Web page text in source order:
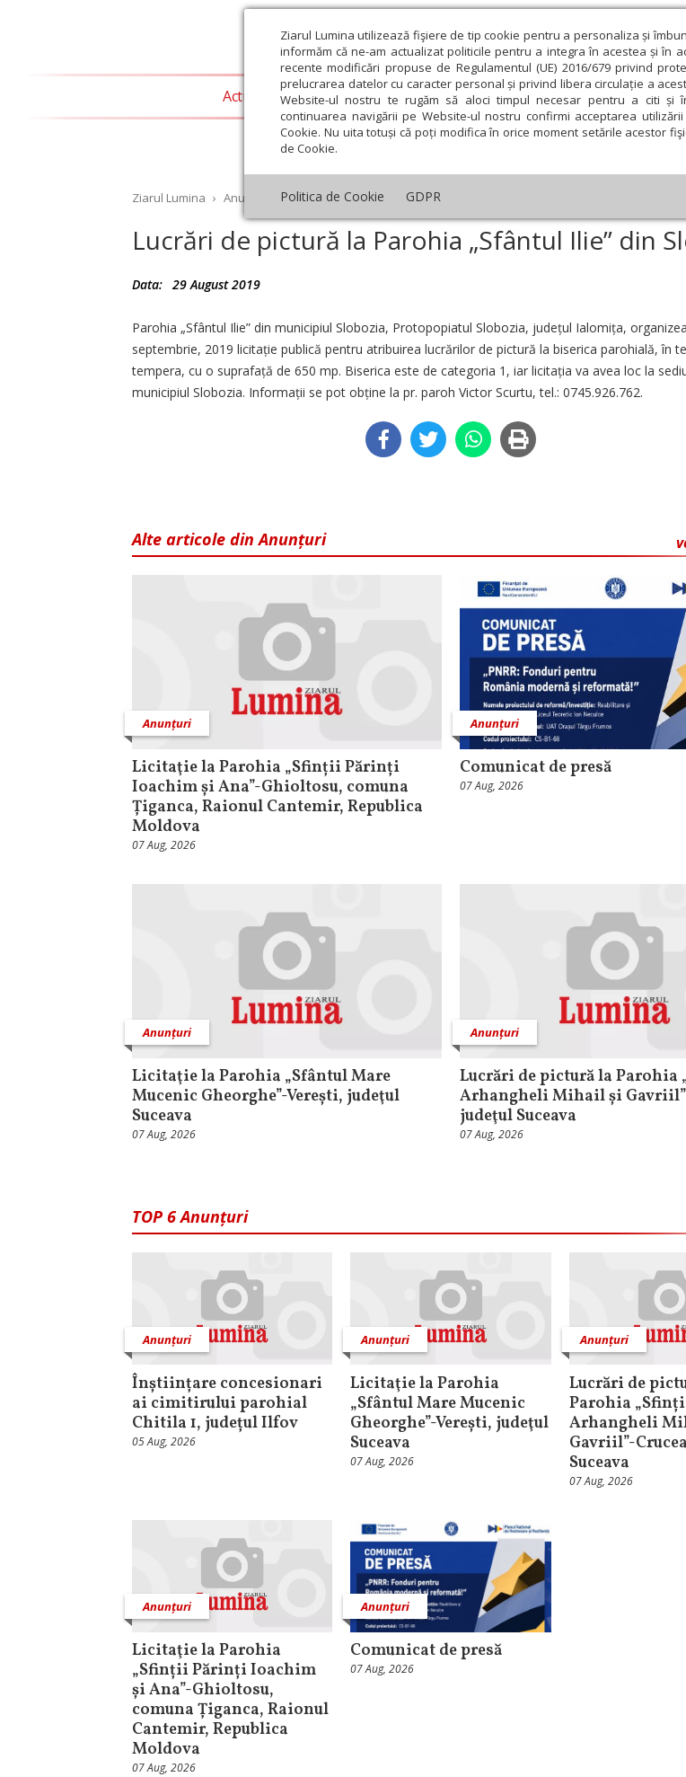
Ziarul Lumina utilizează fişiere de tip cookie pentru a personaliza și
informăm că ne-am actualizat politicile pentru a integra în acestea și în
recente modificări propuse de Regulamentul (UE) 2016/679 privind
prelucrarea datelor cu caracter personal și privind libera circulație a
Website-ul nostru te rugăm să aloci timpul necesar pentru a citi și
continuarea navigării pe Website-ul nostru confirmi acceptarea
Cookie. Nu uita totuși că poți modifica în orice moment setările acestor
de Cookie.
Politica de Cookie GDPR
Actualitate religioasă Teologie și spiritualitate Educaţie și
Ziarul Lumina › Anunțuri › Lucrări de pictură la Parohia „Sfântul Ilie” din Slobozia
Lucrări de pictură la Parohia „Sfântul Ilie” din
Data: 29 August 2019
Parohia „Sfântul Ilie” din municipiul Slobozia, Protopopiatul Slobozia, județul Ialomița,
septembrie, 2019 licitație publică pentru atribuirea lucrărilor de pictură la biserica parohială, în
tempera, cu o suprafață de 650 mp. Biserica este de categoria 1, iar licitația va avea loc la
municipiul Slobozia. Informații se pot obține la pr. paroh Victor Scurtu, tel.: 0745.926.762.
Alte articole din Anunțuri
Anunțuri
Licitaţie la Parohia „Sfinții Părinți
Ioachim și Ana”-Ghioltosu, comuna
Țiganca, Raionul Cantemir, Republica
Moldova
07 Aug, 2026
Anunțuri
Comunicat de presă
07 Aug, 2026
Anunțuri
Licitaţie la Parohia „Sfântul Mare
Mucenic Gheorghe”-Verești, judeţul
Suceava
07 Aug, 2026
Anunțuri
Lucrări de pictură la Parohia
Arhangheli Mihail și
judeţul Suceava
07 Aug, 2026
TOP 6 Anunțuri
Anunțuri
Înștiințare concesionari
ai cimitirului parohial
Chitila 1, județul Ilfov
05 Aug, 2026
Anunțuri
Licitaţie la Parohia
„Sfântul Mare Mucenic
Gheorghe”-Verești, judeţul
Suceava
07 Aug, 2026
Anunțuri
Lucrări de
Parohia
Arhangheli
Gavriil”-
Suceava
07 Aug, 2026
Anunțuri
Licitaţie la Parohia
„Sfinții Părinți Ioachim
și Ana”-Ghioltosu,
comuna Țiganca, Raionul
Cantemir, Republica
Moldova
07 Aug, 2026
Anunțuri
Comunicat de presă
07 Aug, 2026
Octombrie Noiembrie